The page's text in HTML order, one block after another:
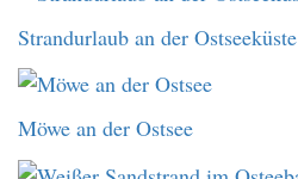
Strandurlaub an der Ostseeküste
Möwe an der Ostsee